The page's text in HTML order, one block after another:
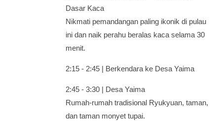
Dasar Kaca
Nikmati pemandangan paling ikonik di pulau
ini dan naik perahu beralas kaca selama 30
menit.
2:15 - 2:45 | Berkendara ke Desa Yaima
2:45 - 3:30 | Desa Yaima
Rumah-rumah tradisional Ryukyuan, taman,
dan taman monyet tupai.